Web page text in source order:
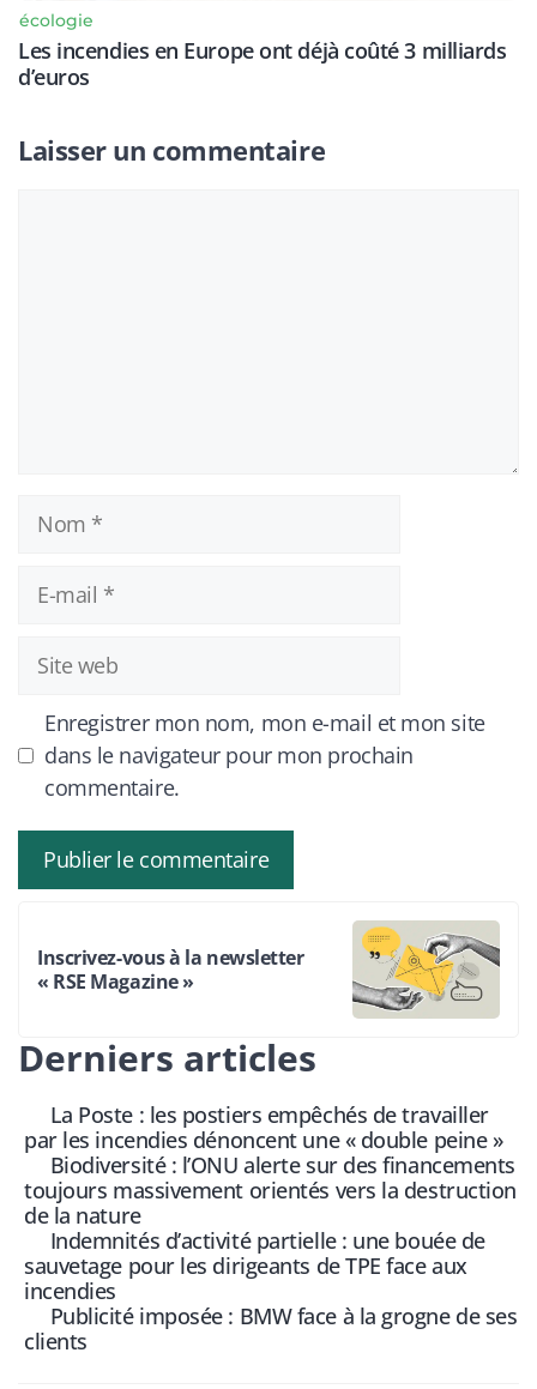
écologie
Les incendies en Europe ont déjà coûté 3 milliards
d’euros
Laisser un commentaire
Nom
mail
Site
web
Enregistrer mon nom, mon e-mail et mon site
dans le navigateur pour mon prochain
commentaire.
Inscrivez-vous à la newsletter
« RSE Magazine »
Derniers articles
La Poste : les postiers empêchés de travailler
par les incendies dénoncent une « double peine »
Biodiversité : l’ONU alerte sur des financements
toujours massivement orientés vers la destruction
de la nature
Indemnités d’activité partielle : une bouée de
sauvetage pour les dirigeants de TPE face aux
incendies
Publicité imposée : BMW face à la grogne de ses
clients